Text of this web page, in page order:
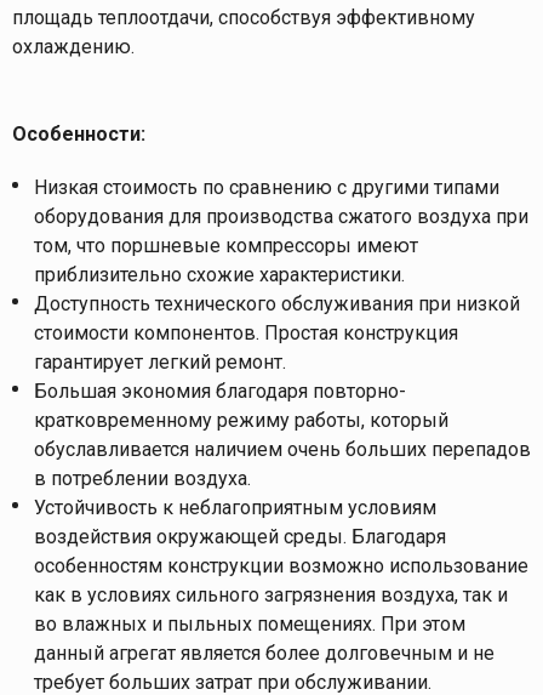
площадь теплоотдачи, способствуя эффективному
охлаждению.
Особенности:
Низкая стоимость по сравнению с другими типами
оборудования для производства сжатого воздуха при
том, что поршневые компрессоры имеют
приблизительно схожие характеристики.
Доступность технического обслуживания при низкой
стоимости компонентов. Простая конструкция
гарантирует легкий ремонт.
Большая экономия благодаря повторно-
кратковременному режиму работы, который
обуславливается наличием очень больших перепадов
в потреблении воздуха.
Устойчивость к неблагоприятным условиям
воздействия окружающей среды. Благодаря
особенностям конструкции возможно использование
как в условиях сильного загрязнения воздуха, так и
во влажных и пыльных помещениях. При этом
данный агрегат является более долговечным и не
требует больших затрат при обслуживании.